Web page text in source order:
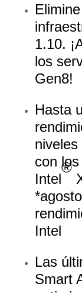
1.10.
los
Gen8!
Hasta
con
Intel
®
Intel
Las
Smart